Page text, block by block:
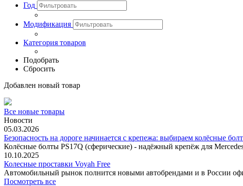
Год
Модификация
Категория товаров
Подобрать
Сбросить
Добавлен новый товар
Все новые товары
Новости
05.03.2026
Безопасность на дороге начинается с крепежа: выбираем колёсные
Колёсные болты PS17Q (сферические) - надёжный крепёж для
10.10.2025
Колесные проставки Voyah Free
Автомобильный рынок полнится новыми автобрендами и в
Посмотреть все